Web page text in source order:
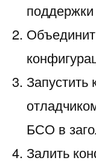
поддержки
Запустить
БСО в
Залить